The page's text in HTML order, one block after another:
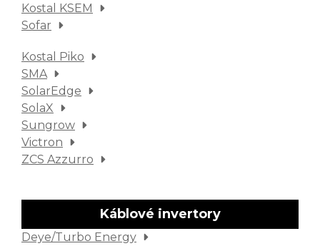
Kostal KSEM
Sofar
Kostal Piko
SMA
SolarEdge
SolaX
Sungrow
Victron
ZCS Azzurro
Káblové invertory
Deye/Turbo Energy